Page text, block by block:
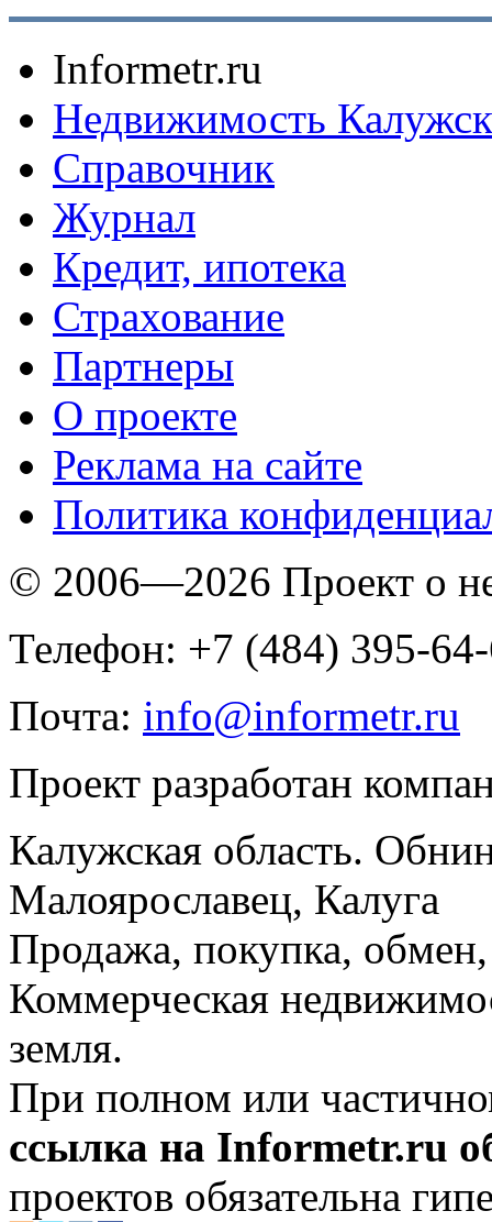
Informetr.ru
Недвижимость
Справочник
Журнал
Кредит, ипотека
Страхование
Партнеры
O проекте
Реклама на сайте
Политика
© 2006—2026 Проект о
Телефон: +7 (484) 395-
Почта: info@informetr.ru
Проект разработан
Калужская область.
Малоярославец, Калуга
Продажа, покупка, обмен,
Коммерческая
земля.
При полном или
ссылка на Informetr.ru
проектов обязательна